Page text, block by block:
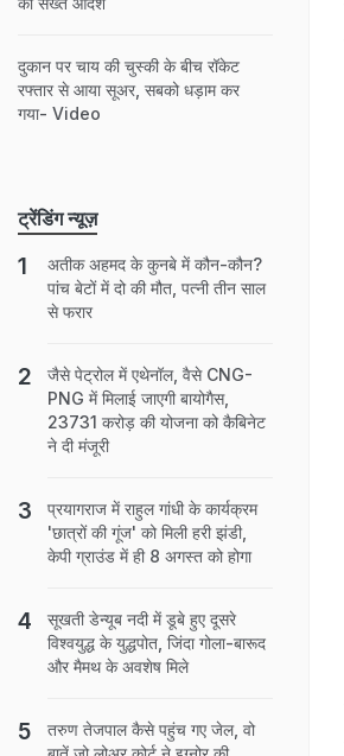
दुकान पर चाय की चुस्की के बीच रॉकेट
रफ्तार से आया सूअर, सबको धड़ाम कर
गया- Video
ट्रेंडिंग न्यूज़
अतीक अहमद के कुनबे में कौन-कौन?
पांच बेटों में दो की मौत, पत्नी तीन साल
से फरार
जैसे पेट्रोल में एथेनॉल, वैसे CNG-
PNG में मिलाई जाएगी बायोगैस,
23731 करोड़ की योजना को कैबिनेट
ने दी मंजूरी
प्रयागराज में राहुल गांधी के कार्यक्रम
'छात्रों की गूंज' को मिली हरी झंडी,
केपी ग्राउंड में ही 8 अगस्त को होगा
सूखती डेन्यूब नदी में डूबे हुए दूसरे
विश्वयुद्ध के युद्धपोत, जिंदा गोला-बारूद
और मैमथ के अवशेष मिले
तरुण तेजपाल कैसे पहुंच गए जेल, वो